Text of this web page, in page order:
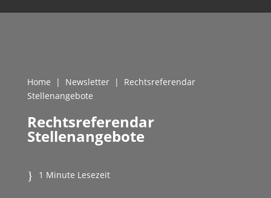
Home | Newsletter| Rechtsreferendar
Stellenangebote
Rechtsreferendar
Stellenangebote
1 Minute Lesezeit